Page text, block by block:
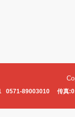
0571-89003010 传